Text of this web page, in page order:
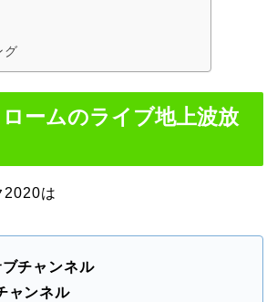
グ
ームのライブ地上波放
2020は
チャンネル
ャンネル